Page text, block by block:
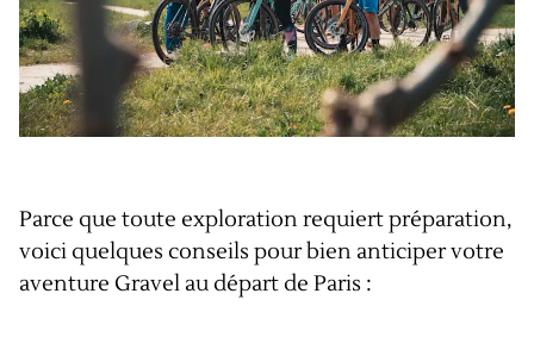
Parce que toute exploration requiert préparation,
voici quelques conseils pour bien anticiper votre
aventure Gravel au départ de Paris :